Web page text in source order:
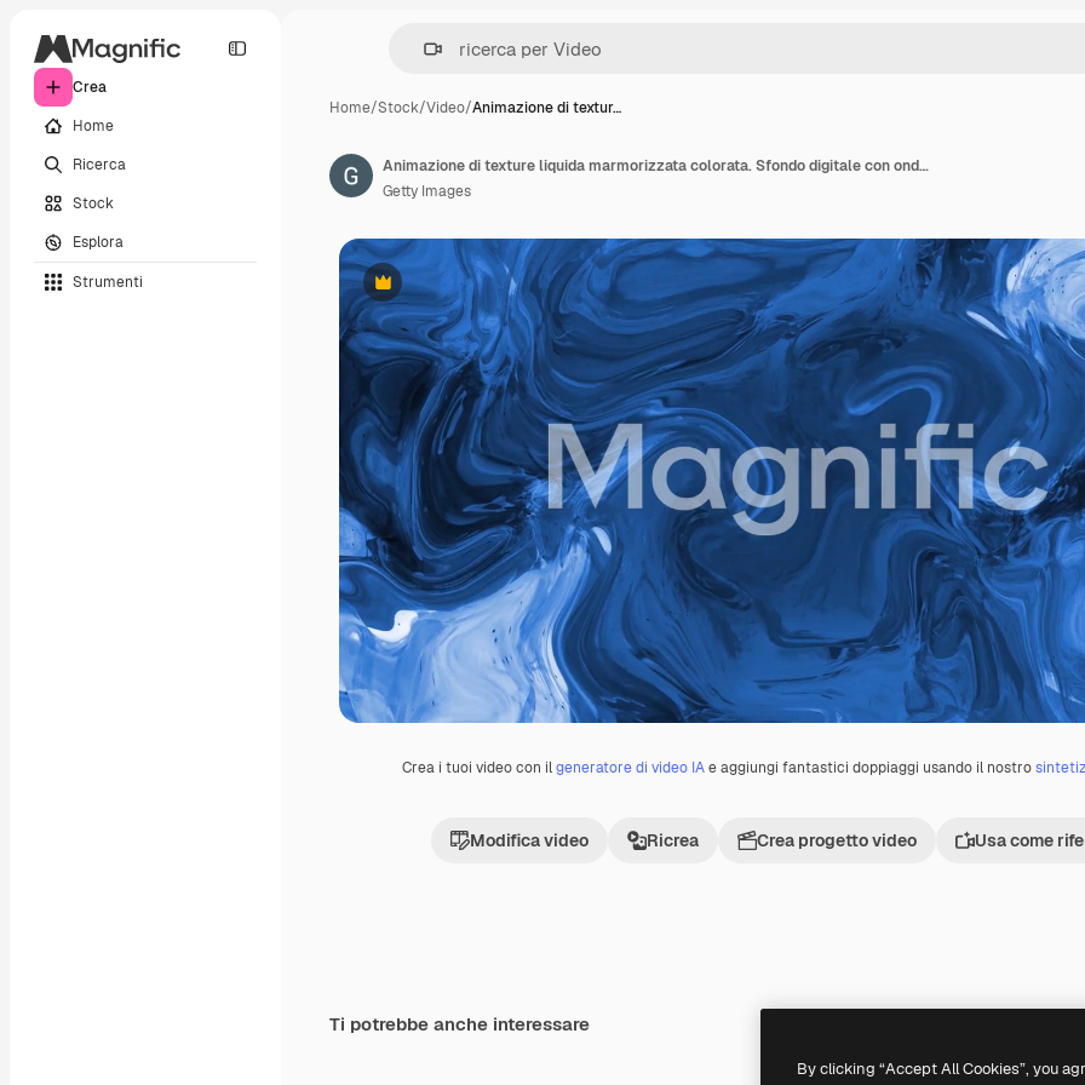
Crea
Home
Ricerca
Stock
Esplora
Strumenti
Home/Stock/Video/Animazione di textur…
Premium
Crea i tuoi video con ilgeneratore di video IAe aggiungi fantastici doppiaggi usando il nostro
Modifica video Ricrea Crea progetto video Usa come
Animazione di texture liquida marmorizzata colorata. Sfondo digitale con onde colorate in movimento
Getty Images
Ti potrebbe anche interessare
By clicking “Accept All Cookies”, you